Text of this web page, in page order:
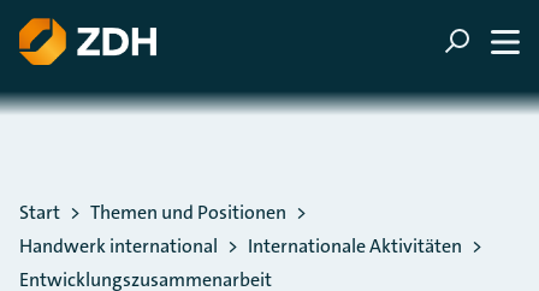
ZUM HAUPTINHALT SPRINGEN
ZUR SUCHE SPRINGEN
Sie befinden sich hier:
Start
Themen und Positionen
Handwerk international
Internationale Aktivitäten
Entwicklungszusammenarbeit